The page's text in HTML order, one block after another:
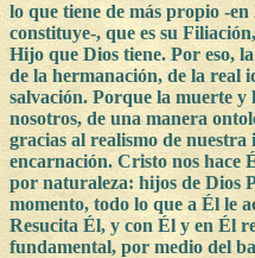
lo que tiene de más propio -
constituye-, que es su
Hijo que Dios tiene. Por eso,
de la hermanación, de la real
salvación. Porque la muerte
nosotros, de una manera
gracias al realismo de
encarnación. Cristo nos hace
por naturaleza: hijos de Dios
momento, todo lo que a Él le
Resucita Él, y con Él y en Él
fundamental, por medio del